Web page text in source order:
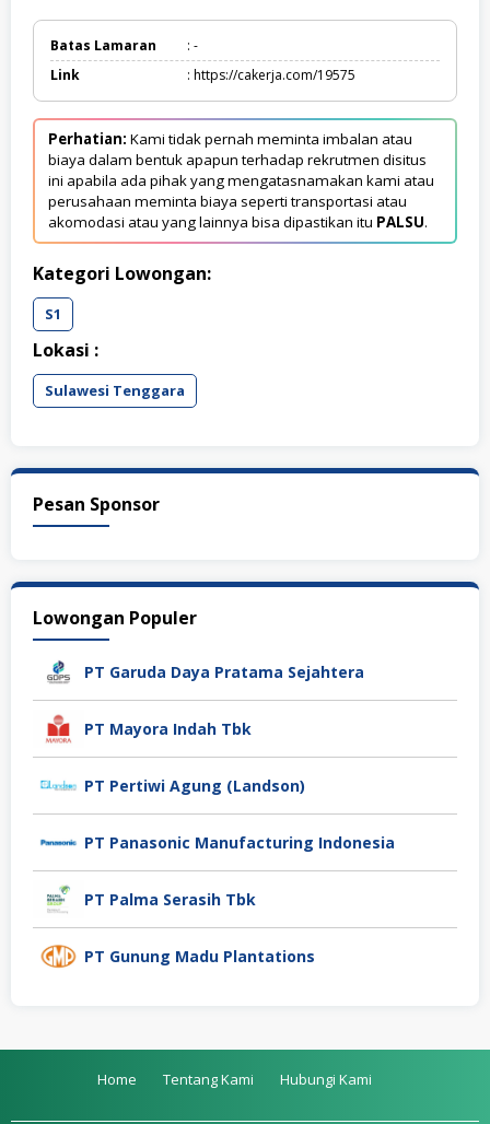
Batas Lamaran
: -
Link
: https://cakerja.com/19575
Perhatian: Kami tidak pernah meminta imbalan atau
biaya dalam bentuk apapun terhadap rekrutmen disitus
ini apabila ada pihak yang mengatasnamakan kami atau
perusahaan meminta biaya seperti transportasi atau
akomodasi atau yang lainnya bisa dipastikan itu PALSU.
Kategori Lowongan:
S1
Lokasi :
Sulawesi Tenggara
Pesan Sponsor
Lowongan Populer
PT Garuda Daya Pratama Sejahtera
PT Mayora Indah Tbk
PT Pertiwi Agung (Landson)
PT Panasonic Manufacturing Indonesia
PT Palma Serasih Tbk
PT Gunung Madu Plantations
Home Tentang Kami Hubungi Kami